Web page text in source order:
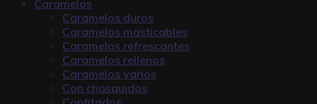
Caramelos
Caramelos duros
Caramelos masticables
Caramelos refrescantes
Caramelos rellenos
Caramelos varios
Con chasquidos